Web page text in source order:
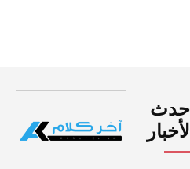
أحدث
الأخبار